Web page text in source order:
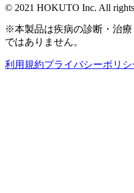
© 2021 HOKUTO Inc. All rights
※本製品は疾病の診断・治
ではありません。
利用規約プライバシーポリシ